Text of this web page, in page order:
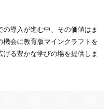
導入が進む中、その価値はま
会に教育版マインクラフトを
る豊かな学びの場を提供しま